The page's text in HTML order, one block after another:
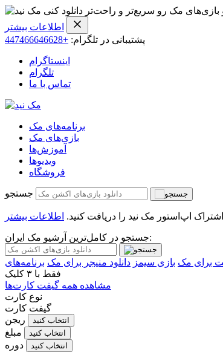
بازی‌های مک رو سریع‌تر و راحت‌تر دانلود کنی
اطلاعات بیشتر
پشتیبانی در تلگرام: +447466646628
اینستاگرام
تلگرام
تماس با ما
برنامه‌های مک
بازی‌های مک
آموزش‌ها
ویدیو‌ها
فروشگاه
جستجو
اطلاعات بیشتر
جستجو در کامل‌ترین آرشیو مک ایران:
برای مک بازی سیمز دانلود منیجر برای مک
فقط با ۳ کلیک
مشاهده همه گیفت کارت‌ها
نوع کارت
گیفت کارت
ریجن
انتخاب کنید
مبلغ انتخاب کنید
دوره انتخاب کنید